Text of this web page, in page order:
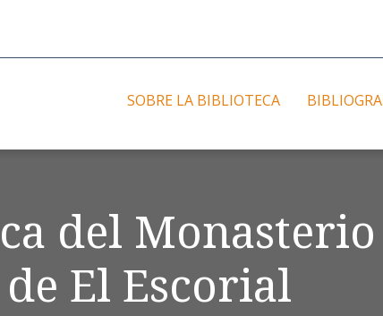
SOBRE LA BIBLIOTECA
del
El Escorial